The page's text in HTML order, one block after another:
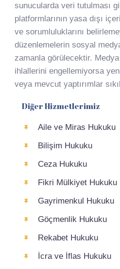
sunucularda veri tutulması
platformlarının yasa dışı
ve sorumluluklarını
düzenlemelerin sosyal
zamanla görülecektir.
ihlallerini engellemiyorsa
veya mevcut yaptırımlar
Diğer Hizmetlerimiz
Aile ve Miras Hukuku
Bilişim Hukuku
Ceza Hukuku
Fikri Mülkiyet Hukuku
Gayrimenkul Hukuku
Göçmenlik Hukuku
Rekabet Hukuku
İcra ve İflas Hukuku